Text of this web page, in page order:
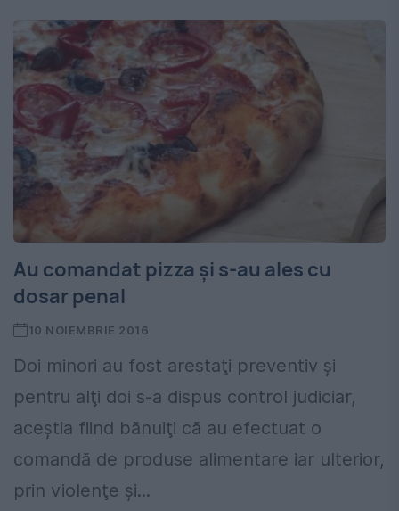
Au comandat pizza și s-au ales cu
dosar penal
10 NOIEMBRIE 2016
Doi minori au fost arestaţi preventiv şi
pentru alţi doi s-a dispus control judiciar,
aceştia fiind bănuiţi că au efectuat o
comandă de produse alimentare iar ulterior,
prin violenţe şi...